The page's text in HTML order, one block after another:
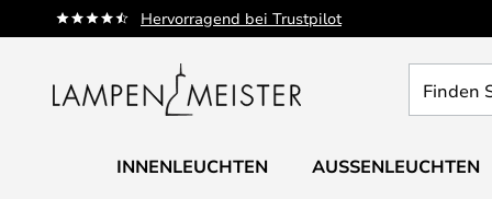
Hervorragend bei Trustpilot
Zum
Inhalt
Sie
Leuchte...
INNENLEUCHTEN AUSSENLEUCHTEN